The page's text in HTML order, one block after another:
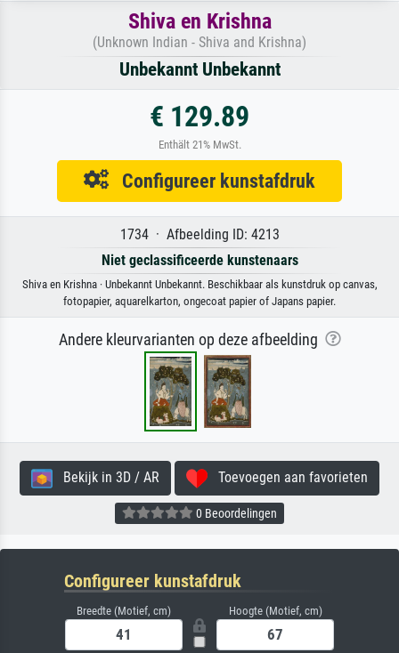
Shiva en Krishna
(Unknown Indian - Shiva and Krishna)
Unbekannt Unbekannt
€ 129.89
Enthält 21% MwSt.
Configureer kunstafdruk
1734 · Afbeelding ID: 4213
Niet geclassificeerde kunstenaars
Shiva en Krishna · Unbekannt Unbekannt. Beschikbaar als kunstdruk op canvas,
fotopapier, aquarelkarton, ongecoat papier of Japans papier.
Andere kleurvarianten op deze afbeelding
Bekijk in 3D / AR Toevoegen aan favorieten
0 Beoordelingen
Configureer kunstafdruk
Breedte (Motief, cm) Hoogte (Motief, cm)